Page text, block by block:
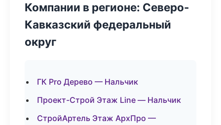
Компании в регионе: Северо-
Кавказский федеральный
округ
ГК Pro Дерево — Нальчик
Проект-Строй Этаж Line — Нальчик
СтройАртель Этаж АрхПро —